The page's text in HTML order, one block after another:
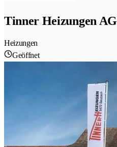
Tinner Heizungen AG
Heizungen
Geöffnet